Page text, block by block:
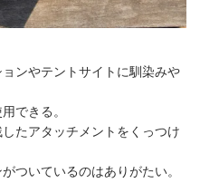
ンやテントサイトに馴染みや
できる。
たアタッチメントをくっつけ
ついているのはありがたい。